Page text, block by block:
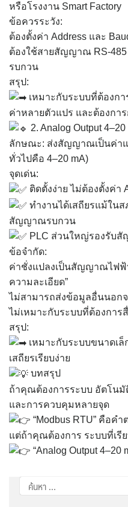
หรือโรงงาน Smart Factory
ข้อควรระวัง:
ต้องตั้งค่า Address และ
ต้องใช้สายสัญญาณ RS-
รบกวน
สรุป:
เหมาะกับระบบที่ต้องก
ค่าหลายตัวแปร และต้องกา
2. Analog Output
ลักษณะ: ส่งสัญญาณเป็นค่าแ
ทั่วไปคือ 4–20 mA)
จุดเด่น:
ติดตั้งง่าย ไม่ต้องตั้งค่า
ทำงานได้เสถียรแม้ใน
สัญญาณรบกวน
PLC ส่วนใหญ่รองรับ
ข้อจำกัด:
ค่าชั่งแปลงเป็นสัญญาณไฟฟ้
ความละเอียด”
ไม่สามารถส่งข้อมูลอื่นนอก
ไม่เหมาะกับระบบที่ต้องกา
สรุป:
เหมาะกับระบบขนาดเ
เสถียรเรียบง่าย
บทสรุป
ถ้าคุณต้องการระบบ อัตโนมั
และการควบคุมหลายจุด
“Modbus RTU” คือคำ
แต่ถ้าคุณต้องการ ระบบที่เรีย
“Analog Output 4–20
ค้นหา
สำหรับ: